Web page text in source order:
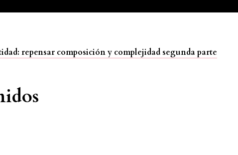
repensar composición y complejidad segunda parte